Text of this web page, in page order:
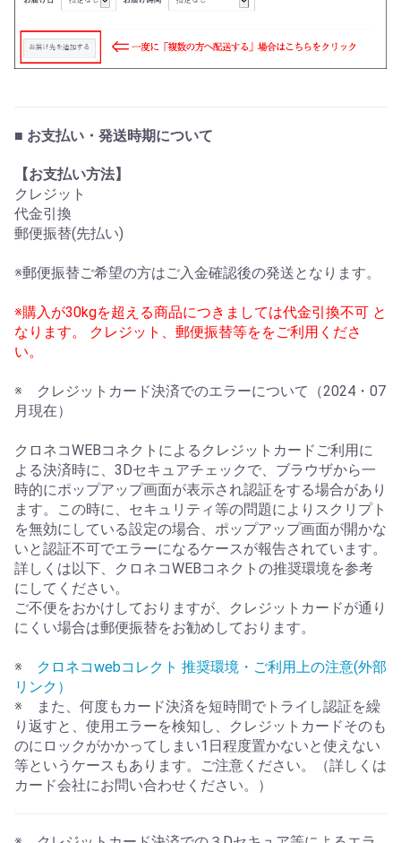
■ お支払い・発送時期について
【お支払い方法】
クレジット
代金引換
郵便振替(先払い)
※郵便振替ご希望の方はご入金確認後の発送となります。
※購入が30kgを超える商品につきましては代金引換不可 と
なります。 クレジット、郵便振替等ををご利用くださ
い。
※ クレジットカード決済でのエラーについて（2024・07
月現在）
クロネコWEBコネクトによるクレジットカードご利用に
よる決済時に、3Dセキュアチェックで、ブラウザから一
時的にポップアップ画面が表示され認証をする場合があり
ます。この時に、セキュリティ等の問題によりスクリプト
を無効にしている設定の場合、ポップアップ画面が開かな
いと認証不可でエラーになるケースが報告されています。
詳しくは以下、クロネコWEBコネクトの推奨環境を参考
にしてください。
ご不便をおかけしておりますが、クレジットカードが通り
にくい場合は郵便振替をお勧めしております。
※
クロネコwebコレクト 推奨環境・ご利用上の注意(外部
リンク）
※ また、何度もカード決済を短時間でトライし認証を繰
り返すと、使用エラーを検知し、クレジットカードそのも
のにロックがかかってしまい1日程度置かないと使えない
等というケースもあります。ご注意ください。（詳しくは
カード会社にお問い合わせください。）